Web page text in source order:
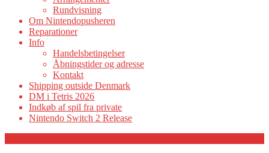
Rundvisning
Om Nintendopusheren
Reparationer
Info
Handelsbetingelser
Åbningstider og adresse
Kontakt
Shipping outside Denmark
DM i Tetris 2026
Indkøb af spil fra private
Nintendo Switch 2 Release